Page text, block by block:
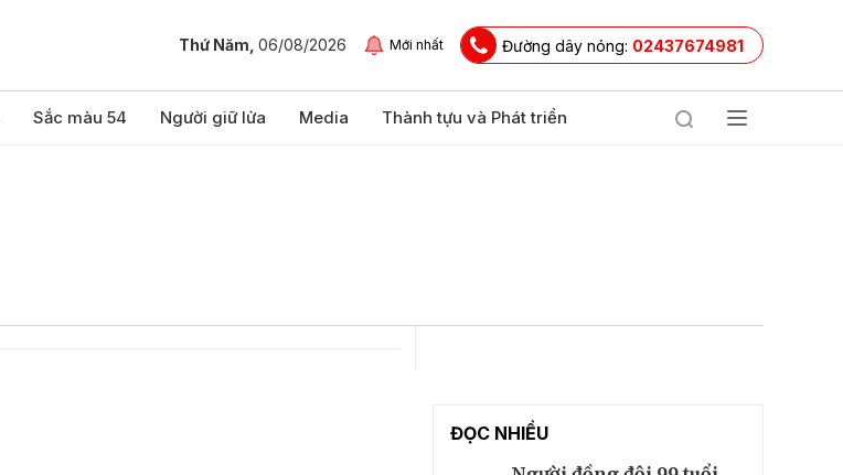
Thứ Năm, 06/08/2026 Mới nhất Đường dây nóng: 02437674981
Sắc màu 54 Người giữ lửa Media Thành tựu và Phát triển
ĐỌC NHIỀU